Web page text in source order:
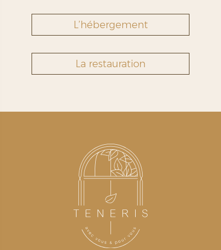
L’hébergement
La restauration